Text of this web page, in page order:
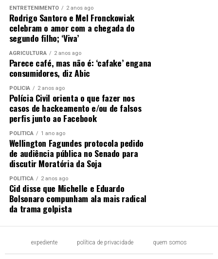
ENTRETENIMENTO 2 anos ago
Rodrigo Santoro e Mel Fronckowiak
celebram o amor com a chegada do
segundo filho; ‘Viva’
AGRICULTURA 2 anos ago
Parece café, mas não é: ‘cafake’ engana
consumidores, diz Abic
POLÍCIA 2 anos ago
Polícia Civil orienta o que fazer nos
casos de hackeamento e/ou de falsos
perfis junto ao Facebook
POLÍTICA 1 ano ago
Wellington Fagundes protocola pedido
de audiência pública no Senado para
discutir Moratória da Soja
POLÍTICA 2 anos ago
Cid disse que Michelle e Eduardo
Bolsonaro compunham ala mais radical
da trama golpista
expediente política de privacidade quem somos